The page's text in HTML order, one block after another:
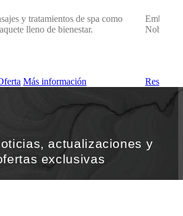
y tratamientos de spa como
lleno de bienestar.
Más información
Nobu.
Reserva
actualizaciones y
exclusivas